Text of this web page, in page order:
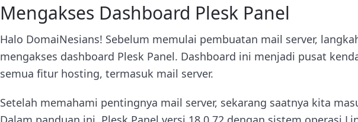
Mengakses Dashboard Plesk Panel
Halo DomaiNesians! Sebelum memulai pembuatan mail server,
mengakses dashboard Plesk Panel. Dashboard ini menjadi pusat
semua fitur hosting, termasuk mail server.
Setelah memahami pentingnya mail server, sekarang saatnya kita